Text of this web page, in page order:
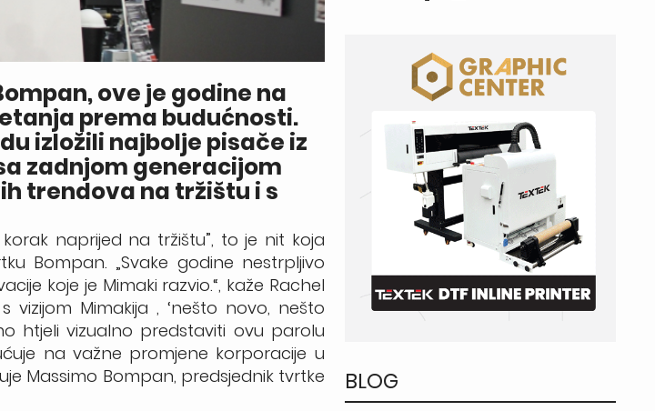
ove je godine na
prema budućnosti.
izložili najbolje pisače iz
zadnjom generacijom
trendova na tržištu i s
naprijed na tržištu”, to je nit koja
Bompan. „Svake godine nestrpljivo
koje je Mimaki razvio.“, kaže Rachel
vizijom Mimakija , ‘nešto novo, nešto
htjeli vizualno predstaviti ovu parolu
na važne promjene korporacije u
Massimo Bompan, predsjednik tvrtke
BLOG